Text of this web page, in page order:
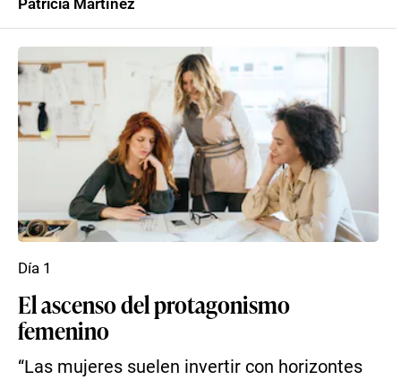
Patricia Martínez
El ascenso del protagonismo
femenino
“Las mujeres suelen invertir con horizontes
Día 1